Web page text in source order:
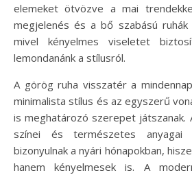
elemeket ötvözve a mai
megjelenés és a bő szabású ruhák
mivel kényelmes viseletet
lemondanánk a stílusról.
A görög ruha visszatér a
minimalista stílus és az egyszerű
is meghatározó szerepet játszanak.
színei és természetes anyagai
bizonyulnak a nyári hónapokban,
hanem kényelmesek is. A